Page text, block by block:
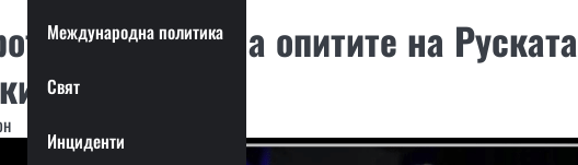
Международна политика
Свят
Инциденти
на опитите на Руската
Starlink